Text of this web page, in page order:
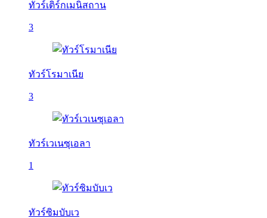
ทัวร์เติร์กเมนิสถาน
3
ทัวร์โรมาเนีย
3
ทัวร์เวเนซุเอลา
1
ทัวร์ซิมบับเว